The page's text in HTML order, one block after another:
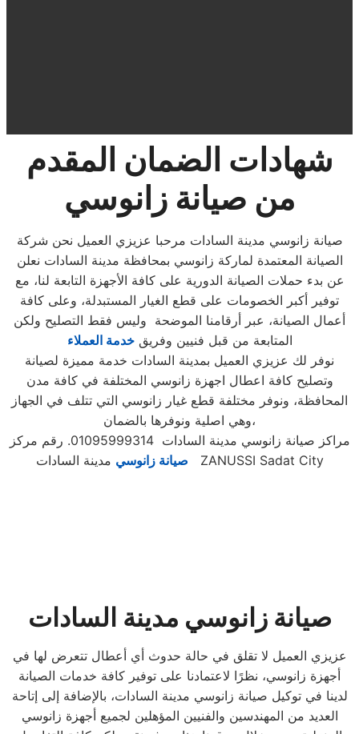
شهادات الضمان المقدم
من صيانة زانوسي
صيانة زانوسي مدينة السادات مرحبا عزيزي العميل نحن شركة
الصيانة المعتمدة لماركة زانوسي بمحافظة مدينة السادات نعلن
عن بدء حملات الصيانة الدورية على كافة الأجهزة التابعة لنا، مع
توفير أكبر الخصومات على قطع الغيار المستبدلة، وعلى كافة
أعمال الصيانة، عبر أرقامنا الموضحة وليس فقط التصليح ولكن
المتابعة من قبل فنيين وفريقخدمة العملاء
نوفر لك عزيزي العميل بمدينة السادات خدمة مميزة لصيانة
وتصليح كافة اعطال اجهزة زانوسي المختلفة في كافة مدن
المحافظة، ونوفر مختلفة قطع غيار زانوسي التي تتلف في الجهاز
وهي اصلية ونوفرها بالضمان،
مراكز صيانة زانوسي مدينة السادات 01095999314. رقم مركز
صيانة زانوسي مدينة السادات ZANUSSI Sadat City
صيانة زانوسي مدينة السادات
عزيزي العميل لا تقلق في حالة حدوث أي أعطال تتعرض لها في
أجهزة زانوسي، نظرًا لاعتمادنا على توفير كافة خدمات الصيانة
لدينا في توكيل صيانة زانوسي مدينة السادات، بالإضافة إلى إتاحة
العديد من المهندسين والفنيين المؤهلين لجميع أجهزة زانوسي